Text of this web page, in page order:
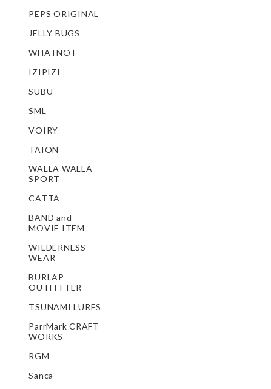
PEPS ORIGINAL
JELLY BUGS
WHATNOT
IZIPIZI
SUBU
SML
VOIRY
TAION
WALLA WALLA
SPORT
CATTA
BAND and
MOVIE ITEM
WILDERNESS
WEAR
BURLAP
OUTFITTER
TSUNAMI LURES
ParrMark CRAFT
WORKS
RGM
Sanca